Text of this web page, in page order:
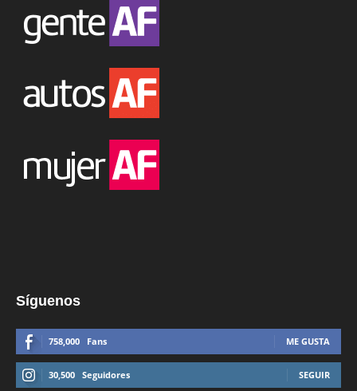
Síguenos
758,000 Fans ME GUSTA
30,500 Seguidores SEGUIR